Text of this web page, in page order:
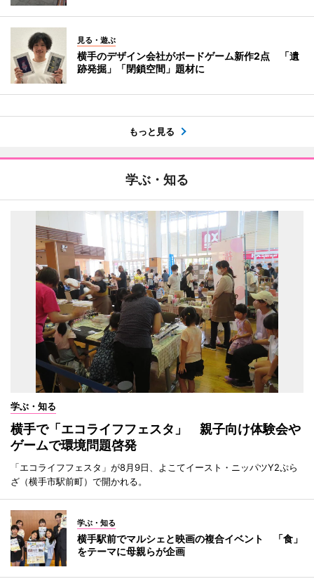
見る・遊ぶ
横手のデザイン会社がボードゲーム新作2点 「遺
跡発掘」「閉鎖空間」題材に
もっと見る
学ぶ・知る
学ぶ・知る
横手で「エコライフフェスタ」 親子向け体験会や
ゲームで環境問題啓発
「エコライフフェスタ」が8月9日、よこてイースト・ニッパツY2ぷら
ざ（横手市駅前町）で開かれる。
学ぶ・知る
横手駅前でマルシェと映画の複合イベント 「食」
をテーマに母親らが企画